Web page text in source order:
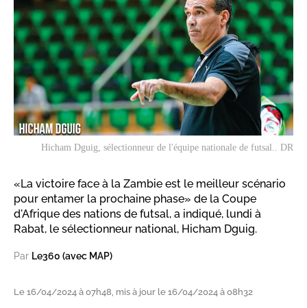
Hicham Dguig, sélectionneur de l'équipe nationale de futsal.. DR
«La victoire face à la Zambie est le meilleur scénario
pour entamer la prochaine phase» de la Coupe
d'Afrique des nations de futsal, a indiqué, lundi à
Rabat, le sélectionneur national, Hicham Dguig.
Par Le360 (avec MAP)
Le 16/04/2024 à 07h48, mis à jour le 16/04/2024 à 08h32